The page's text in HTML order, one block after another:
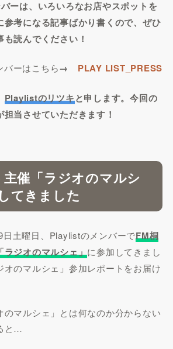
ーは、いろいろなお店やスポットを
参考になる記事ばかり書くので、ぜひ
読んでください！
ーはこちら→ PLAY LIST_PRESS
Playlistのリツキと申します。今回の
当させていただきます！
催「ラジオのマルシ
てきました
土曜日、PlaylistのメンバーでFM桐
ラジオのマルシェ」に参加してきまし
オのマルシェ」参加レポートをお届け
マルシェ」とは何なのか分からない
と…